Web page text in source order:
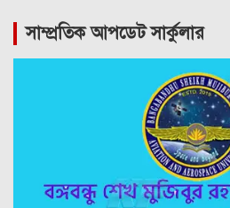
সাম্প্রতিক আপডেট সার্কুলার